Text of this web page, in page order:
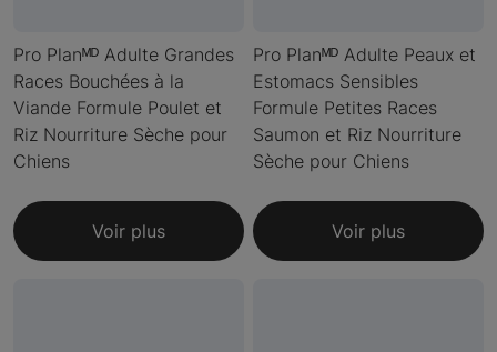
Pro Planᴹᴰ Adulte Grandes
Races Bouchées à la
Viande Formule Poulet et
Riz Nourriture Sèche pour
Chiens
Voir plus
Pro Planᴹᴰ Adulte Peaux et
Estomacs Sensibles
Formule Petites Races
Saumon et Riz Nourriture
Sèche pour Chiens
Voir plus